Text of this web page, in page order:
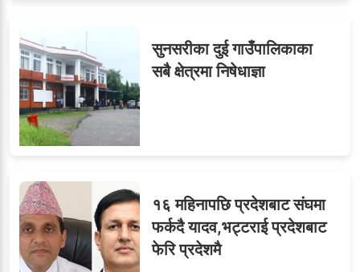
८जुनियरलाई दोहोरो जिम्मेवारी,
मन्त्रालयभित्र असन्तुष्टि
९ओएनएमका नाममा अत्याचार :
सब–इन्जिनियरहरुको गम्भीर
ध्यानाकर्षण
सुनसरीका दुई गाउँपालिकाका
सबै क्षेत्रमा निषेधाज्ञा
१६ महिनापछि प्रदेशबाट संघमा
फर्कदै यादव,भट्टराई प्रदेशबाट
फेरि प्रदेशमै